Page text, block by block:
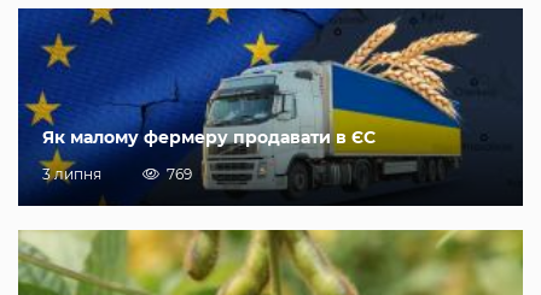
Як малому фермеру продавати в ЄС
3 липня 769